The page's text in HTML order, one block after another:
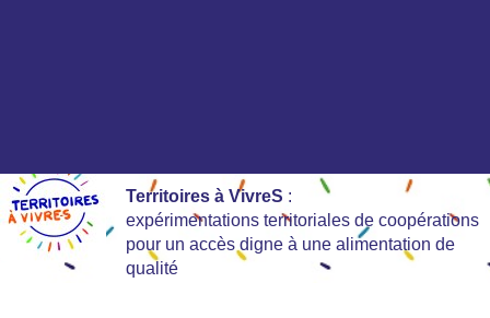
Territoires à VivreS :
expérimentations territoriales de coopérations
pour un accès digne à une alimentation de
qualité